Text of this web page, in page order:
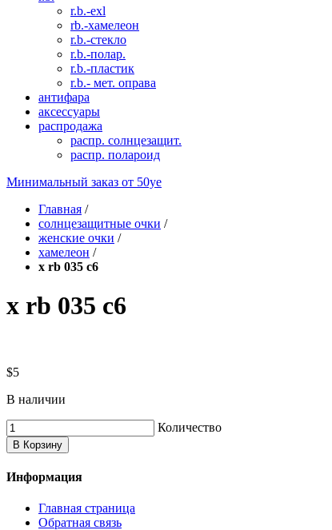
r.b.-exl
rb.-хамелеон
r.b.-стекло
r.b.-полар.
r.b.-пластик
r.b.- мет. оправа
антифара
аксессуары
распродажа
распр. солнцезащит.
распр. полароид
Минимальный заказ от 50уе
Главная /
солнцезащитные очки /
женские очки /
хамелеон /
x rb 035 c6
x rb 035 c6
$5
В наличии
Количество
В Корзину
Информация
Главная страница
Обратная связь